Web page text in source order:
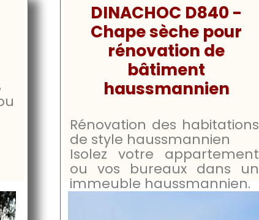
DINACHOC D840 -
Chape sèche pour
rénovation de
bâtiment
haussmannien
Rénovation des habitations
de style haussmannien
Isolez votre appartement
ou vos bureaux dans un
immeuble haussmannien.